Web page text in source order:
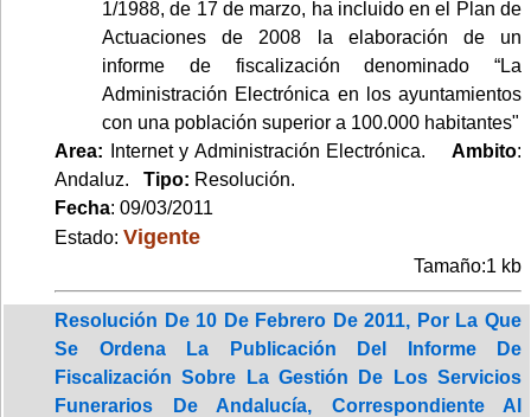
1/1988, de 17 de marzo, ha incluido en el Plan de
Actuaciones de 2008 la elaboración de un
informe de fiscalización denominado “La
Administración Electrónica en los ayuntamientos
con una población superior a 100.000 habitantes"
Area: Internet y Administración Electrónica. Ambito:
Andaluz. Tipo: Resolución.
Fecha: 09/03/2011
Estado: Vigente
Tamaño:1 kb
Resolución De 10 De Febrero De 2011, Por La Que
Se Ordena La Publicación Del Informe De
Fiscalización Sobre La Gestión De Los Servicios
Funerarios De Andalucía, Correspondiente Al